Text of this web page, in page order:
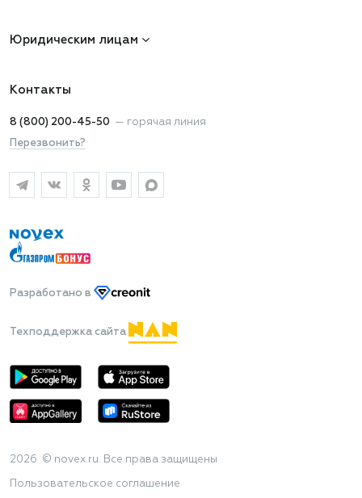
Юридическим лицам
Контакты
8 (800) 200-45-50 — горячая линия
Перезвонить?
Разработано в
Техподдержка сайта
2026 © novex.ru. Все права защищены
Пользовательское соглашение